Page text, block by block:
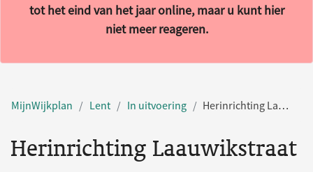
tot het eind van het jaar online, maar u kunt hier
niet meer reageren.
MijnWijkplan Lent In uitvoering Herinrichting Laauwikstraat
Herinrichting Laauwikstraat